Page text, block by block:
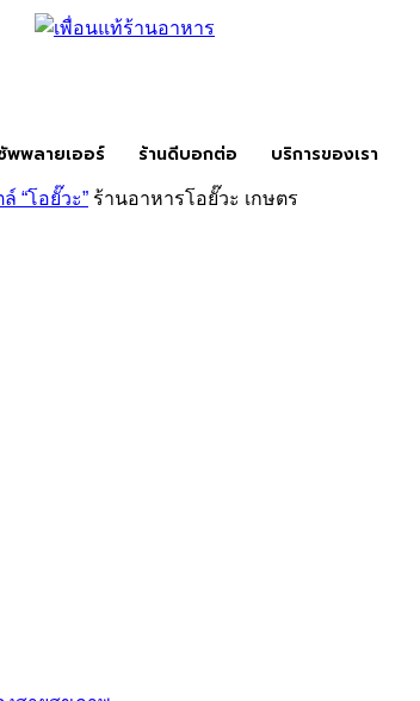
พพลายเออร์ ร้านดีบอกต่อ บริการของเรา
“โอยั๊วะ” ร้านอาหารโอยั๊วะ เกษตร